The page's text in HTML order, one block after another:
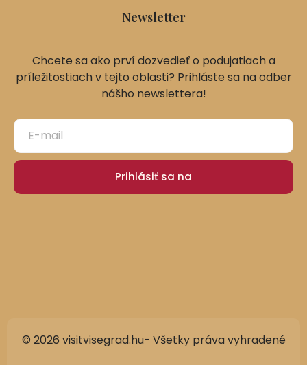
Newsletter
Chcete sa ako prví dozvedieť o podujatiach a
príležitostiach v tejto oblasti? Prihláste sa na odber
nášho newslettera!
Prihlásiť sa na
© 2026 visitvisegrad.hu- Všetky práva vyhradené
German